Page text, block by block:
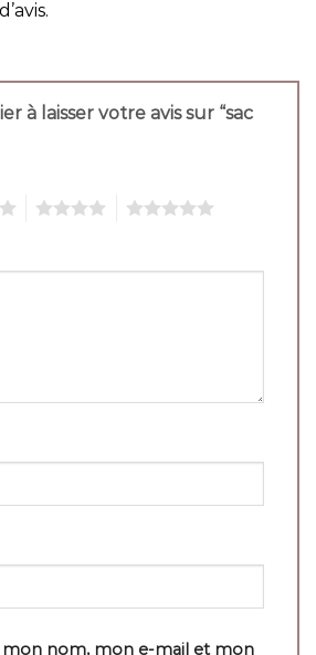
à laisser votre avis sur “sac
mon nom, mon e-mail et mon